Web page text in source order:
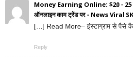
Money Earning Online: $20 - 25
ऑनलाइन काम ट्रेंड पर - News Viral SK
[…] Read More– इंस्टाग्राम से पैसे
Reply